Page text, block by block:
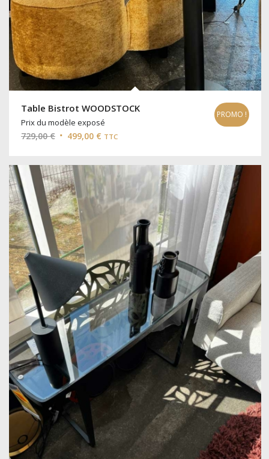
Table Bistrot WOODSTOCK
Prix du modèle exposé
729,00€ Le
initial
était :
729,00 €.
499,00 € Le
actuel
est :
499,00 €.
TTC
PROMO !